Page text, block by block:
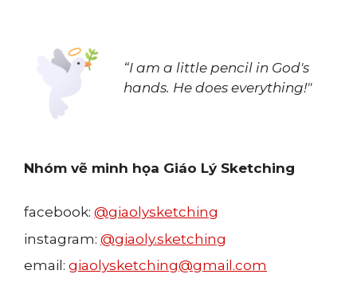
“I am a little pencil in God's
hands. He does everything!"
Nhóm vẽ minh họa Giáo Lý Sketching
facebook: @giaolysketching
instagram: @giaoly.sketching
email: giaolysketching@gmail.com